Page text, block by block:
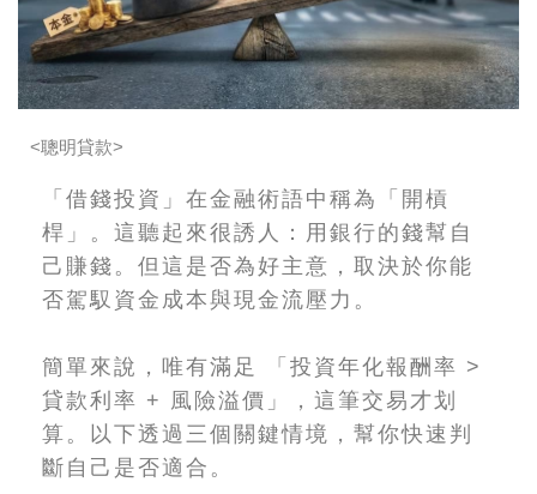
<聰明貸款>
「借錢投資」在金融術語中稱為「開槓
桿」。這聽起來很誘人：用銀行的錢幫自
己賺錢。但這是否為好主意，取決於你能
否駕馭資金成本與現金流壓力。
簡單來說，唯有滿足 「投資年化報酬率 >
貸款利率 + 風險溢價」，這筆交易才划
算。以下透過三個關鍵情境，幫你快速判
斷自己是否適合。